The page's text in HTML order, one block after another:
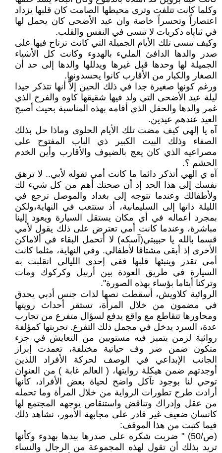
وكلما كانت تتلفت وترى محيطها الصامت كان قلبها يزداد
اعتصاراً وتحسراً خاصة وان عيد الأضحى كان يحمل لها
في ثناياه ذكريات لا تنسى في النفس والقلب.
وكيف تنسى تلك الأيام الجميلة التي كانت ترتاح فيها على
صدر والدها الدافئ المليء بالهدوء وكانت كل الأشياء
الجميلة لها وحدها قبل غيرها ويدللها والدها إلى حد أن
الصغار والكبار من الأقارب كانوا يحسدونها.
ورغم كونها صغيرة جدا في ذلك الحين إلاَّ أنها تتذكر جيدا
ليلة عيد الأضحى التي ولد فيها شقيقها كاوه والفرح الذي
غمر والدها والحفل الذي أقامه بهذه المناسبة بحيث أصبح
العيد عندهم عيدين.
آه يا إلهي كيف مضت تلك الأيام الحلوى وماذا حل بذلك
الصفاء وذلك البيت الكبير ذي الباب المفتوح على
مصراعيه الذي كان يعج بالضيوف والأقارب وأين الخدم
الحشم ؟.
آه ي الهي أتذكر دائما ما كانت أمي تقوله لأبي.. لا ترهق
نفسك إلى هذا الحد إذ أن صحتك أهم من كل شيء لك
ولأطفالك وعندما تتوجه إلى بغداد والموصل ترجع في
الليلة ذاتها إلى السليمانية، أذ ستتعب في النهاية،ولكن
بمجرد أعماله في أي مكان يستقل السيارة ويعود إلينا
مباشرة، وعندما كانت أمي تعترض على ذلك يقول لأمي
قسما بالله يا حبيبتي(آسكه) لا أتحمل البقاء في ألاماكن
الأخرى إذ أبقى مشتاقا لأطفالي. وفي النهاية، مثلما كانت
أمي تقدر وينبئها قلبها ففي إحدى الليالي انقلبت به
السيارة في طريق العودة بين أربيل وكركوك ومات
وتركنا أيتاما بؤساء بهذه الصورة".
الروائية كلاويش، أسقطت نصها لذات جنس أدبي يحدق
في مضمون من خلال المرأة، تستقر أحداث رويتها
ومحاورها تتقاطع مع واقع يدفع لسؤال متفرع من تجارب
عدة، السرد يدخل في مجمل ذلك التفرع. تجربتها كمؤلفة
روائية لزمن يتميز فيه مستويين من التعايش في جزء
متكون ضمن ضر وف حياتية مختلفة، تعمدت إبراز
الجانب الإبداعي في الوصف لحركة الأفراد اللذين
أوجدتهم ضمن هيكلة روايتها، ( العالم غابة ) من العنوان
توحي لنا بوجود تآكل واضح لحياة بعض الأفراد، كأنها
أرادت طرح تطورات الرواية من خلال المرأة وما تحمله
من عقل وإدراك وتناقض واستنقاص يوجهه المجتمع لها
كانسان ضعيف غير قادر على مجابهة الأمور، نشاهد ذلك
فيما كتبت من هذا الموقف:
(ص/50) " ضربت شكره على صدرها بيدها بهدوء وكأنها
تريد بذلك أن تقول لهذه المجموعة من الرجال والنساء